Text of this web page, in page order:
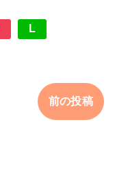
L
前の投稿